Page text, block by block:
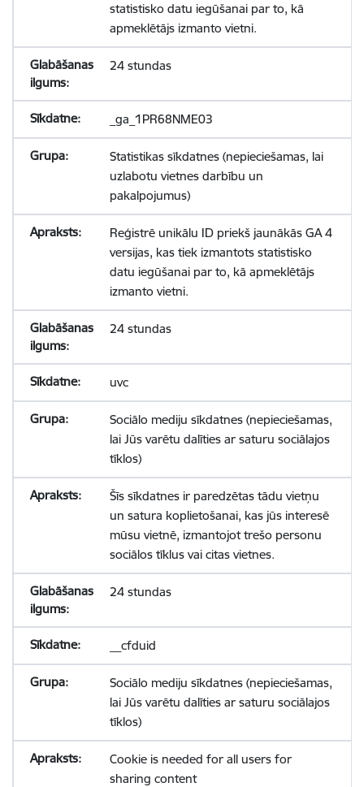
statistisko datu iegūšanai par to, kā
apmeklētājs izmanto vietni.
24 stundas
_ga_1PR68NME03
Statistikas sīkdatnes (nepieciešamas, lai
uzlabotu vietnes darbību un
pakalpojumus)
Reģistrē unikālu ID priekš jaunākās GA 4
versijas, kas tiek izmantots statistisko
datu iegūšanai par to, kā apmeklētājs
izmanto vietni.
24 stundas
uvc
Sociālo mediju sīkdatnes (nepieciešamas,
lai Jūs varētu dalīties ar saturu sociālajos
tīklos)
Šīs sīkdatnes ir paredzētas tādu vietņu
un satura koplietošanai, kas jūs interesē
mūsu vietnē, izmantojot trešo personu
sociālos tīklus vai citas vietnes.
24 stundas
__cfduid
Sociālo mediju sīkdatnes (nepieciešamas,
lai Jūs varētu dalīties ar saturu sociālajos
tīklos)
Cookie is needed for all users for
sharing content